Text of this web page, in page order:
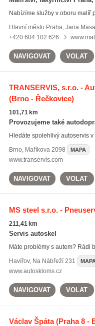
Nabízíme služby v oboru malíř
Hlavní město Praha, Jana
+420 604 102 626
NAVIGOVAT VOLAT
TRANSERVIS, s.r.o. -
(Brno - Řečkovice)
101,71 km
Provozujeme také
Hledáte spolehlivý autoservis
Brno, Maříkova 2098 MAPA
www.transervis.com
NAVIGOVAT VOLAT
MS steel s.r.o. -
211,41 km
Servis autoskel
Máte problémy s autem? Rádi
Havířov, Na Nábřeží 231
www.autoskloms.cz
NAVIGOVAT VOLAT
Václav Špáta(Praha 8 -